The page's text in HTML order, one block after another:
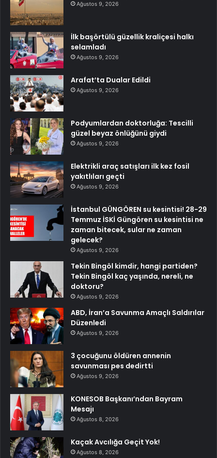
Ağustos 9, 2026
İlk başörtülü güzellik kraliçesi halkı
selamladı
Ağustos 9, 2026
Arafat’ta Dualar Edildi
Ağustos 9, 2026
Podyumlardan doktorluğa: Tescilli
güzel beyaz önlüğünü giydi
Ağustos 9, 2026
Elektrikli araç satışları ilk kez fosil
yakıtlıları geçti
Ağustos 9, 2026
İstanbul GÜNGÖREN su kesintisi! 28-29
Temmuz İSKİ Güngören su kesintisi ne
zaman bitecek, sular ne zaman
gelecek?
Ağustos 9, 2026
Tekin Bingöl kimdir, hangi partiden?
Tekin Bingöl kaç yaşında, nereli, ne
doktoru?
Ağustos 9, 2026
ABD, İran’a Savunma Amaçlı Saldırılar
Düzenledi
Ağustos 9, 2026
3 çocuğunu öldüren annenin
savunması pes dedirtti
Ağustos 9, 2026
KONESOB Başkanı’ndan Bayram
Mesajı
Ağustos 8, 2026
Kaçak Avcılığa Geçit Yok!
Ağustos 8, 2026